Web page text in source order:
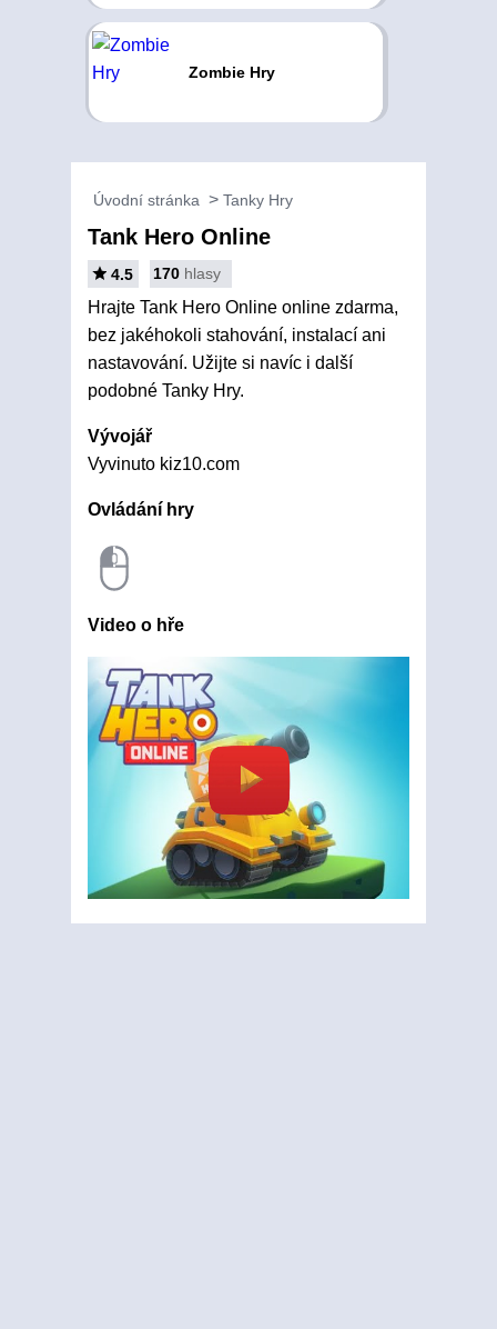
Zombie Hry
Úvodní stránka Tanky Hry
Tank Hero Online
4.5 170 hlasy
Hrajte Tank Hero Online online zdarma,
bez jakéhokoli stahování, instalací ani
nastavování. Užijte si navíc i další
podobné Tanky Hry.
Vývojář
Vyvinuto kiz10.com
Ovládání hry
Video o hře